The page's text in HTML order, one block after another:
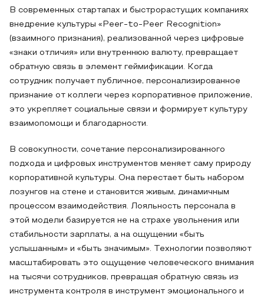
В современных стартапах и быстрорастущих компаниях
внедрение культуры «Peer-to-Peer Recognition»
(взаимного признания), реализованной через цифровые
«знаки отличия» или внутреннюю валюту, превращает
обратную связь в элемент геймификации. Когда
сотрудник получает публичное, персонализированное
признание от коллеги через корпоративное приложение,
это укрепляет социальные связи и формирует культуру
взаимопомощи и благодарности.
В совокупности, сочетание персонализированного
подхода и цифровых инструментов меняет саму природу
корпоративной культуры. Она перестает быть набором
лозунгов на стене и становится живым, динамичным
процессом взаимодействия. Лояльность персонала в
этой модели базируется не на страхе увольнения или
стабильности зарплаты, а на ощущении «быть
услышанным» и «быть значимым». Технологии позволяют
масштабировать это ощущение человеческого внимания
на тысячи сотрудников, превращая обратную связь из
инструмента контроля в инструмент эмоционального и